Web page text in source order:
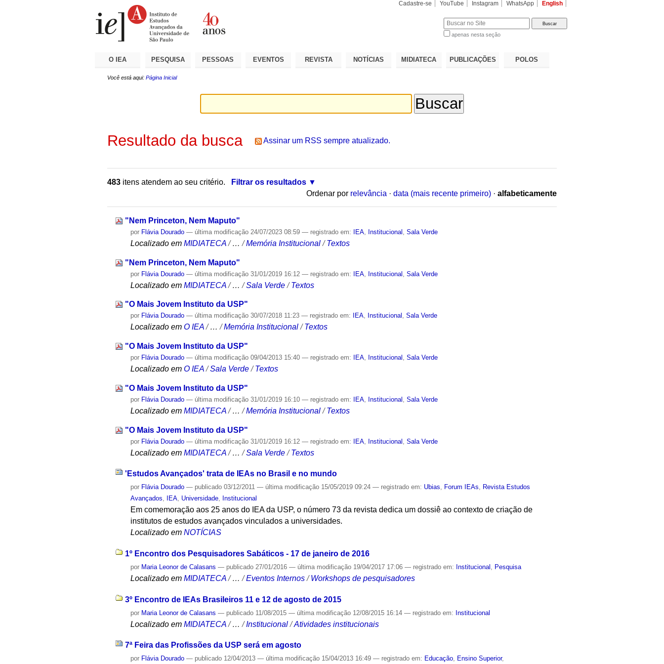
Cadastre-se YouTube Instagram WhatsApp English
apenas nesta seção
O IEA PESQUISA PESSOAS EVENTOS REVISTA NOTÍCIAS MIDIATECA PUBLICAÇÕES POLOS
Você está aqui: Página Inicial
Resultado da busca Assinar um RSS sempre atualizado.
483 itens atendem ao seu critério.
Filtrar os resultados
Ordenar por relevância · data (mais recente primeiro) · alfabeticamente
"Nem Princeton, Nem Maputo"
por Flávia Dourado — última modificação 24/07/2023 08:59— registrado em: IEA Institucional ,Sala Verde
Localizado em MIDIATECA /…/Memória Institucional /Textos
"Nem Princeton, Nem Maputo"
por Flávia Dourado — última modificação 31/01/2019 16:12— registrado em: IEA Institucional ,Sala Verde
Localizado em MIDIATECA /…/Sala Verde /Textos
"O Mais Jovem Instituto da USP"
por Flávia Dourado — última modificação 30/07/2018 11:23— registrado em: IEA, Institucional ,Sala Verde
Localizado em O IEA /…/Memória Institucional /Textos
"O Mais Jovem Instituto da USP"
por Flávia Dourado — última modificação 09/04/2013 15:40— registrado em: IEA, Institucional ,Sala Verde
Localizado em O IEA /Sala Verde /Textos
"O Mais Jovem Instituto da USP"
por Flávia Dourado — última modificação 31/01/2019 16:10— registrado em: IEA Institucional ,Sala Verde
Localizado em MIDIATECA /…/Memória Institucional /Textos
"O Mais Jovem Instituto da USP"
por Flávia Dourado — última modificação 31/01/2019 16:12— registrado em: IEA Institucional ,Sala Verde
Localizado em MIDIATECA /…/Sala Verde /Textos
'Estudos Avançados' trata de IEAs no Brasil e no mundo
por Flávia Dourado — publicado 03/12/2011— última modificação 15/05/2019 09:24— registrado em: Ubias, Forum IEAs, Revista Estudos
Avançados, IEA, Universidade, Institucional
Em comemoração aos 25 anos do IEA da USP, o número 73 da revista dedica um dossiê ao contexto de criação de
institutos de estudos avançados vinculados a universidades.
Localizado em NOTÍCIAS
1º Encontro dos Pesquisadores Sabáticos - 17 de janeiro de 2016
por Maria Leonor de Calasans — publicado 27/01/2016— última modificação 19/04/2017 17:06— registrado em: Institucional Pesquisa
Localizado em MIDIATECA /…/Eventos Internos /Workshops de pesquisadores
3º Encontro de IEAs Brasileiros 11 e 12 de agosto de 2015
por Maria Leonor de Calasans — publicado 11/08/2015— última modificação 12/08/2015 16:14— registrado em: Institucional
Localizado em MIDIATECA /…/Institucional /Atividades institucionais
7ª Feira das Profissões da USP será em agosto
por Flávia Dourado — publicado 12/04/2013— última modificação 15/04/2013 16:49— registrado em: Educação, Ensino Superior,